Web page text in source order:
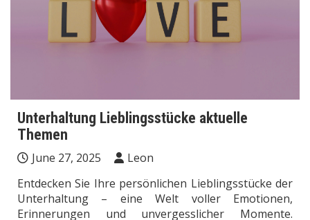
Unterhaltung Lieblingsstücke aktuelle
Themen
June 27, 2025
Leon
Entdecken Sie Ihre persönlichen Lieblingsstücke der
Unterhaltung – eine Welt voller Emotionen,
Erinnerungen und unvergesslicher Momente.